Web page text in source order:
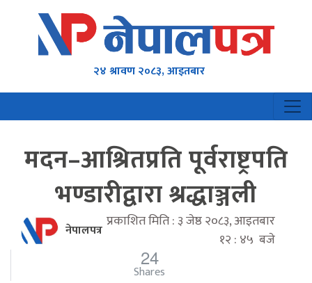
२४ श्रावण २०८३, आइतबार
मदन–आश्रितप्रति पूर्वराष्ट्रपति
भण्डारीद्वारा श्रद्धाञ्जली
नेपालपत्र प्रकाशित मिति : ३ जेष्ठ २०८३, आइतबार
१२ : ४५ बजे
24
Shares